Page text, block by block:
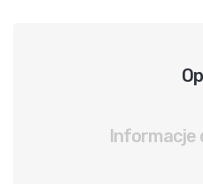
Informacje